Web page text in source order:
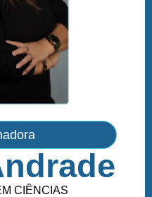
CIÊNCIAS